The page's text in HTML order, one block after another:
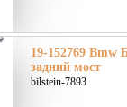
19-152769 Bmw
задний мост
bilstein-7893